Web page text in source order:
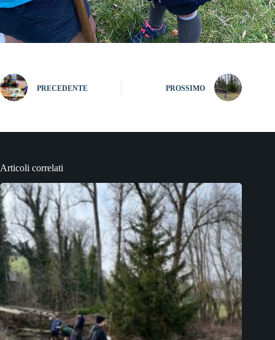
PRECEDENTE PROSSIMO
Articoli correlati